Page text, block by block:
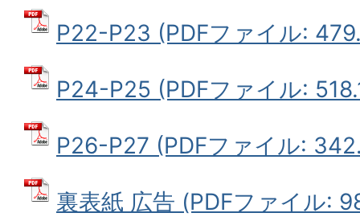
P22-P23 (PDFファイル:
P24-P25 (PDFファイル:
P26-P27 (PDFファイル:
裏表紙 広告 (PDFファイル: